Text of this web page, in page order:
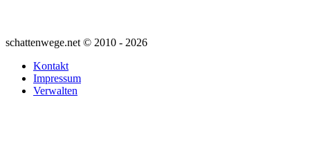
schattenwege.net © 2010 - 2026
Kontakt
Impressum
Verwalten